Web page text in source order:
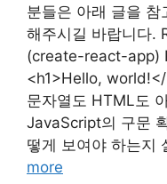
분들은 아래 글을
해주시길 바랍니다.
(create-react-app)
<h1>Hello,
문자열도 HTML도
JavaScript의 구문
떻게 보여야 하는지
more